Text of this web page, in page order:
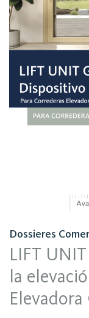
Dossieres
LIFT
la
Elevadora